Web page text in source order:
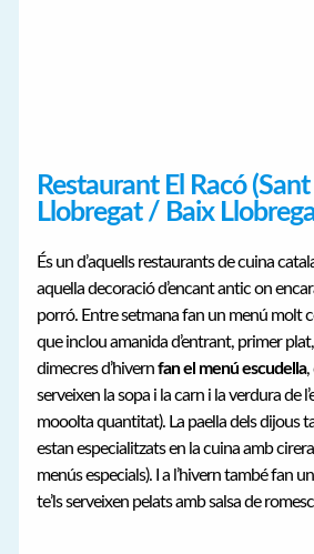
Restaurant El Racó
Llobregat / Baix
És un d’aquells restaurants de cuina
aquella decoració d’encant antic on
porró. Entre setmana fan un menú molt
que inclou amanida d’entrant, primer
dimecres d’hivernfan el menú escudella,
serveixen la sopa i la carn i la verdura de
mooolta quantitat). La paella dels dijous
estan especialitzats en la cuina amb
menús especials). I a l’hivern també fan
te’ls serveixen pelats amb salsa de